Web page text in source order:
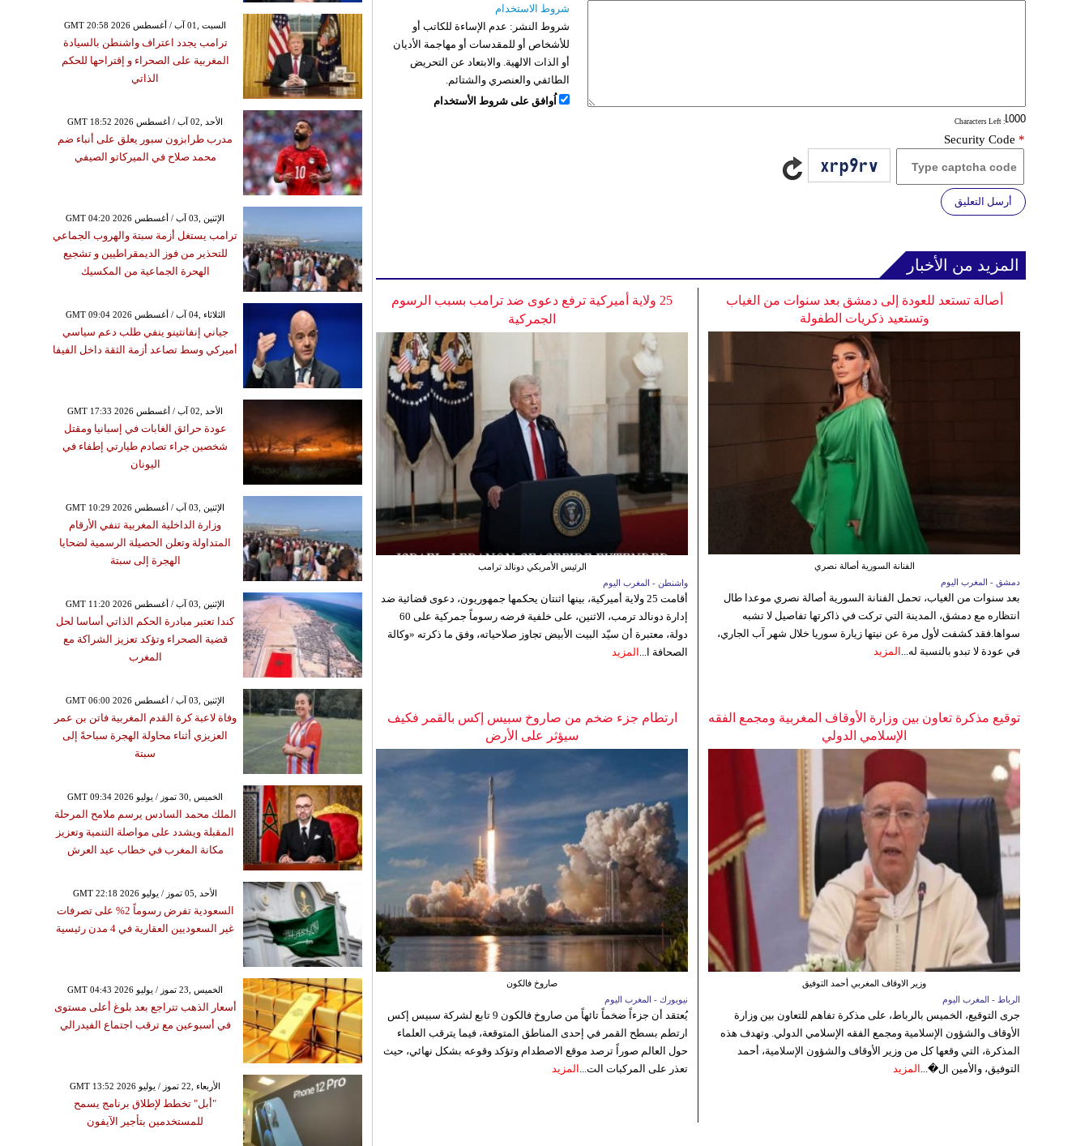
: Characters Left
شروط الاستخدام
شروط النشر: عدم الإساءة للكاتب أو
للأشخاص أو للمقدسات أو مهاجمة الأديان
أو الذات الالهية. والابتعاد عن التحريض
الطائفي والعنصري والشتائم.
اُوافق على شروط الأستخدام
Security Code *
أرسل التعليق
المزيد من الأخبار
25 ولاية أميركية ترفع دعوى ضد ترامب بسبب الرسوم
الجمركية
الرئيس الأمريكي دونالد ترامب
واشنطن - المغرب اليوم
أقامت 25 ولاية أميركية، بينها اثنتان يحكمها جمهوريون، دعوى قضائية ضد
إدارة دونالد ترمب، الاثنين، على خلفية فرضه رسوماً جمركية على 60
دولة، معتبرة أن سيّد البيت الأبيض تجاوز صلاحياته، وفق ما ذكرته «وكالة
الصحافة ا... المزيد
أصالة تستعد للعودة إلى دمشق بعد سنوات من الغياب
وتستعيد ذكريات الطفولة
الفنانة السورية أصالة نصري
دمشق - المغرب اليوم
بعد سنوات من الغياب، تحمل الفنانة السورية أصالة نصري موعدا طال
انتظاره مع دمشق، المدينة التي تركت في ذاكرتها تفاصيل لا تشبه
سواها.فقد كشفت لأول مرة عن نيتها زيارة سوريا خلال شهر آب الجاري،
في عودة لا تبدو بالنسبة له... المزيد
ارتطام جزء ضخم من صاروخ سبيس إكس بالقمر فكيف
سيؤثر على الأرض
صاروخ فالكون
نيويورك - المغرب اليوم
يُعتقد أن جزءاً ضخماً تائهاً من صاروخ فالكون 9 تابع لشركة سبيس إكس
ارتطم بسطح القمر في إحدى المناطق المتوقعة، فيما يترقب العلماء
حول العالم صوراً ترصد موقع الاصطدام وتؤكد وقوعه بشكل نهائي، حيث
تعذر على المركبات الت... المزيد
توقيع مذكرة تعاون بين وزارة الأوقاف المغربية ومجمع الفقه
الإسلامي الدولي
وزير الاوقاف المغربي أحمد التوفيق
الرباط - المغرب اليوم
جرى التوقيع، الخميس بالرباط، على مذكرة تفاهم للتعاون بين وزارة
الأوقاف والشؤون الإسلامية ومجمع الفقه الإسلامي الدولي. وتهدف هذه
المذكرة، التي وقعها كل من وزير الأوقاف والشؤون الإسلامية، أحمد
التوفيق، والأمين ال�... المزيد
GMT 20:58 2026 السبت ,01 آب / أغسطس
ترامب يجدد اعتراف واشنطن بالسيادة
المغربية على الصحراء و إقتراحها للحكم
الذاتي
GMT 18:52 2026 الأحد ,02 آب / أغسطس
مدرب طرابزون سبور يعلق على أنباء ضم
محمد صلاح في الميركاتو الصيفي
GMT 04:20 2026 الإثنين ,03 آب / أغسطس
ترامب يستغل أزمة سبتة والهروب الجماعي
للتحذير من فوز الديمقراطيين و تشجيع
الهحرة الجماعية من المكسيك
GMT 09:04 2026 الثلاثاء ,04 آب / أغسطس
جياني إنفانتينو ينفي طلب دعم سياسي
أميركي وسط تصاعد أزمة الثقة داخل الفيفا
GMT 17:33 2026 الأحد ,02 آب / أغسطس
عودة حرائق الغابات في إسبانيا ومقتل
شخصين جراء تصادم طيارتي إطفاء في
اليونان
GMT 10:29 2026 الإثنين ,03 آب / أغسطس
وزارة الداخلية المغربية تنفي الأرقام
المتداولة وتعلن الحصيلة الرسمية لضحايا
الهجرة إلى سبتة
GMT 11:20 2026 الإثنين ,03 آب / أغسطس
كندا تعتبر مبادرة الحكم الذاتي أساسا لحل
قضية الصحراء وتؤكد تعزيز الشراكة مع
المغرب
GMT 06:00 2026 الإثنين ,03 آب / أغسطس
وفاة لاعبة كرة القدم المغربية فاتن بن عمر
العزيزي أثناء محاولة الهجرة سباحةً إلى
سبتة
GMT 09:34 2026 الخميس ,30 تموز / يوليو
الملك محمد السادس يرسم ملامح المرحلة
المقبلة ويشدد على مواصلة التنمية وتعزيز
مكانة المغرب في خطاب عيد العرش
GMT 22:18 2026 الأحد ,05 تموز / يوليو
السعودية تفرض رسوماً 2% على تصرفات
غير السعوديين العقارية في 4 مدن رئيسية
GMT 04:43 2026 الخميس ,23 تموز / يوليو
أسعار الذهب تتراجع بعد بلوغ أعلى مستوى
في أسبوعين مع ترقب اجتماع الفيدرالي
GMT 13:52 2026 الأربعاء ,22 تموز / يوليو
"أبل" تخطط لإطلاق برنامج يسمح
للمستخدمين بتأجير الآيفون